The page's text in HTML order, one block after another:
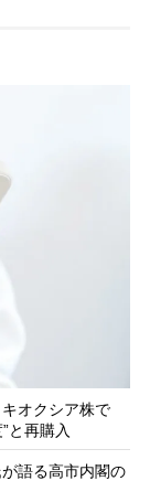
オクシア株で
と再購入
語る高市内閣の